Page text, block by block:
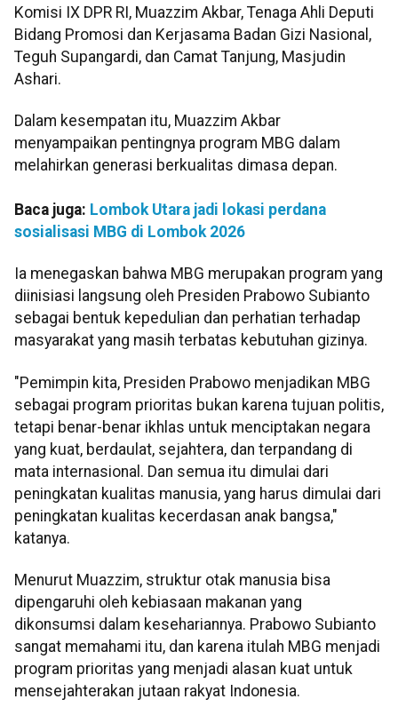
Komisi IX DPR RI, Muazzim Akbar, Tenaga Ahli Deputi
Bidang Promosi dan Kerjasama Badan Gizi Nasional,
Teguh Supangardi, dan Camat Tanjung, Masjudin
Ashari.
Dalam kesempatan itu, Muazzim Akbar
menyampaikan pentingnya program MBG dalam
melahirkan generasi berkualitas dimasa depan.
Baca juga: Lombok Utara jadi lokasi perdana
sosialisasi MBG di Lombok 2026
Ia menegaskan bahwa MBG merupakan program yang
diinisiasi langsung oleh Presiden Prabowo Subianto
sebagai bentuk kepedulian dan perhatian terhadap
masyarakat yang masih terbatas kebutuhan gizinya.
"Pemimpin kita, Presiden Prabowo menjadikan MBG
sebagai program prioritas bukan karena tujuan politis,
tetapi benar-benar ikhlas untuk menciptakan negara
yang kuat, berdaulat, sejahtera, dan terpandang di
mata internasional. Dan semua itu dimulai dari
peningkatan kualitas manusia, yang harus dimulai dari
peningkatan kualitas kecerdasan anak bangsa,"
katanya.
Menurut Muazzim, struktur otak manusia bisa
dipengaruhi oleh kebiasaan makanan yang
dikonsumsi dalam kesehariannya. Prabowo Subianto
sangat memahami itu, dan karena itulah MBG menjadi
program prioritas yang menjadi alasan kuat untuk
mensejahterakan jutaan rakyat Indonesia.